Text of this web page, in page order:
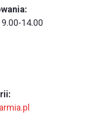
14.00